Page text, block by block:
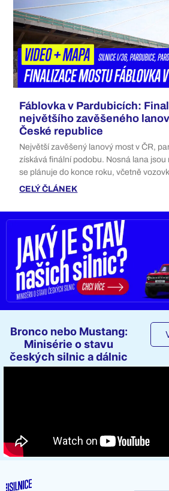
Fáblovka v Pardubicích:
největšího zavěšeného
České republice
Největší zavěšený lanový most v ČR,
získává finální podobu. Nosná lana
se plánuje do konce roku, včetně
CELÝ ČLÁNEK
Bronco nebo Mustang:
Minisérie o stavu
českých silnic a dálnic